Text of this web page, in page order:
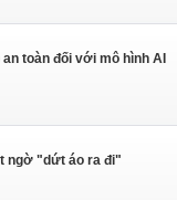
toàn đối với mô hình AI
ngờ "dứt áo ra đi"